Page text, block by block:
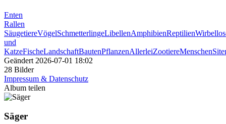
Enten
Rallen
SäugetiereVögelSchmetterlingeLibellenAmphibienReptilien
und
KatzeFischeLandschaftBautenPflanzenAllerleiZootiereMenschen
Geändert 2026-07-01 18:02
28 Bilder
Impressum & Datenschutz
Album teilen
Säger